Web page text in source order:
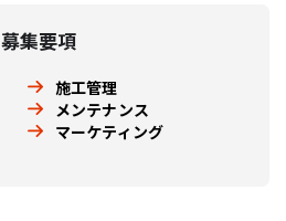
募集要項
施工管理
メンテナンス
マーケティング